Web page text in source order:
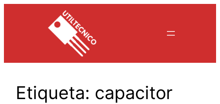
Etiqueta: capacitor